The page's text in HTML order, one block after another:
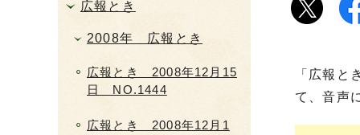
「広報と
て、音声
広報とき
2008年 広報とき
広報とき 2008年12月15
日 NO.1444
広報とき 2008年12月1